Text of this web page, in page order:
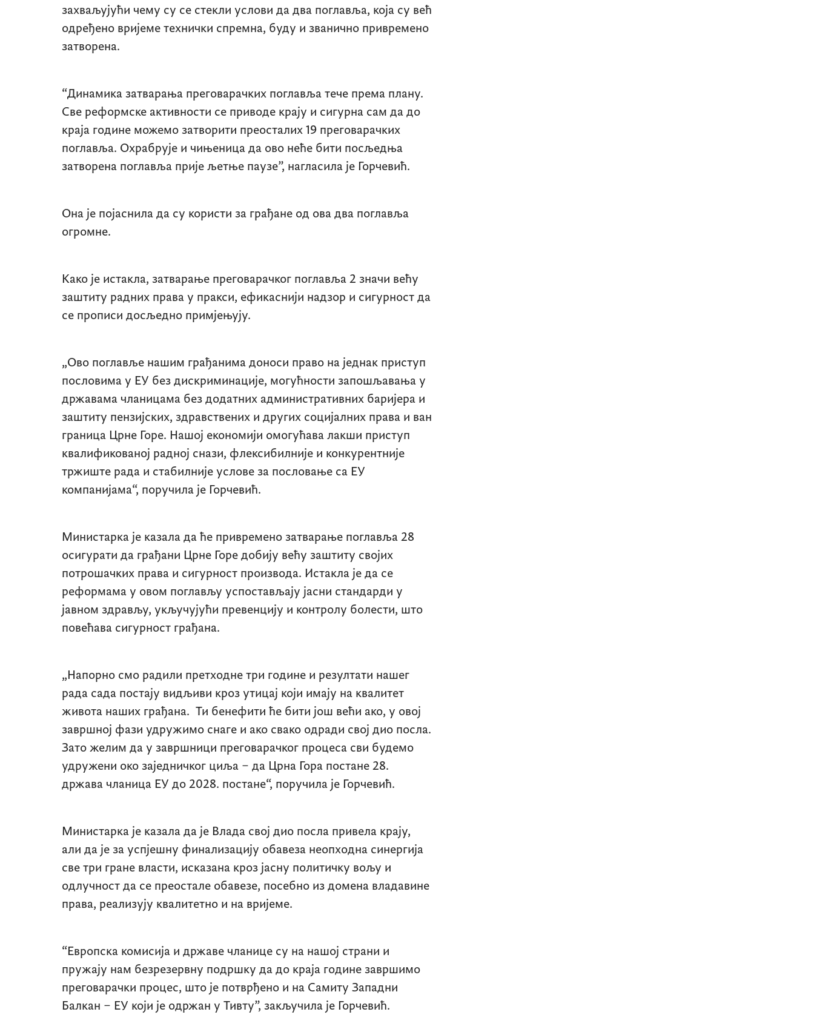
захваљујући чему су се стекли услови да два поглавља, која су већ
одређено вријеме технички спремна, буду и званично привремено
затворена.
“Динамика затварања преговарачких поглавља тече према плану.
Све реформске активности се приводе крају и сигурна сам да до
краја године можемо затворити преосталих 19 преговарачких
поглавља. Охрабрује и чињеница да ово неће бити посљедња
затворена поглавља прије љетње паузе”, нагласила је Горчевић.
Она је појаснила да су користи за грађане од ова два поглавља
огромне.
Како је истакла, затварање преговарачког поглавља 2 значи већу
заштиту радних права у пракси, ефикаснији надзор и сигурност да
се прописи досљедно примјењују.
„Ово поглавље нашим грађанима доноси право на једнак приступ
пословима у ЕУ без дискриминације, могућности запошљавања у
државама чланицама без додатних административних баријера и
заштиту пензијских, здравствених и других социјалних права и ван
граница Црне Горе. Нашој економији омогућава лакши приступ
квалификованој радној снази, флексибилније и конкурентније
тржиште рада и стабилније услове за пословање са ЕУ
компанијама“, поручила је Горчевић.
Министарка је казала да ће привремено затварање поглавља 28
осигурати да грађани Црне Горе добију већу заштиту својих
потрошачких права и сигурност производа. Истакла је да се
реформама у овом поглављу успостављају јасни стандарди у
јавном здрављу, укључујући превенцију и контролу болести, што
повећава сигурност грађана.
„Напорно смо радили претходне три године и резултати нашег
рада сада постају видљиви кроз утицај који имају на квалитет
живота наших грађана. Ти бенефити ће бити још већи ако, у овој
завршној фази удружимо снаге и ако свако одради свој дио посла.
Зато желим да у завршници преговарачког процеса сви будемо
удружени око заједничког циља – да Црна Гора постане 28.
држава чланица ЕУ до 2028. постане“, поручила је Горчевић.
Министарка је казала да је Влада свој дио посла привела крају,
али да је за успјешну финализацију обавеза неопходна синергија
све три гране власти, исказана кроз јасну политичку вољу и
одлучност да се преостале обавезе, посебно из домена владавине
права, реализују квалитетно и на вријеме.
“Европска комисија и државе чланице су на нашој страни и
пружају нам безрезервну подршку да до краја године завршимо
преговарачки процес, што је потврђено и на Самиту Западни
Балкан – ЕУ који је одржан у Тивту”, закључила је Горчевић.